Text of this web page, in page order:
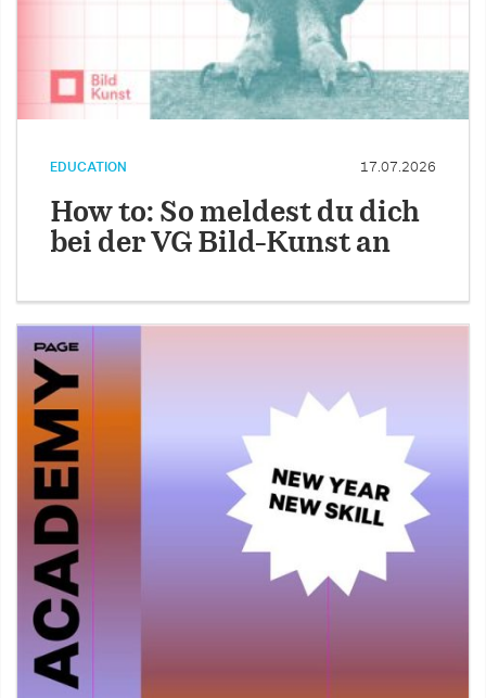
EDUCATION 17.07.2026
How to: So meldest du dich
bei der VG Bild-Kunst an